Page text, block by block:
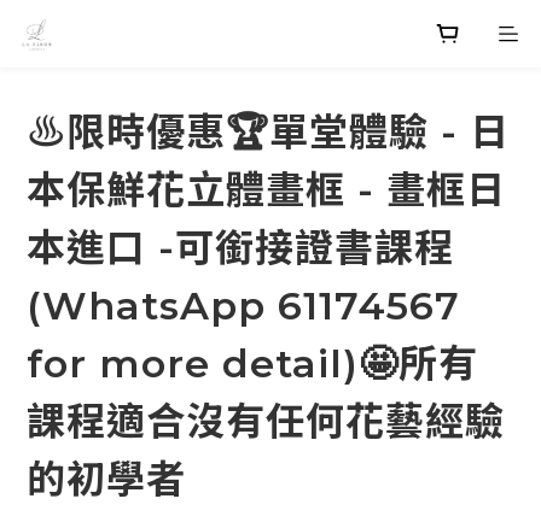
♨️限時優惠🏆單堂體驗 - 日
本保鮮花立體畫框 - 畫框日
本進口 -可銜接證書課程
(WhatsApp 61174567
for more detail)🤩所有
課程適合沒有任何花藝經驗
的初學者